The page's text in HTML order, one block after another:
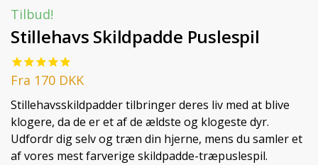
Tilbud!
Stillehavs Skildpadde Puslespil
Fra 170 DKK
Stillehavsskildpadder tilbringer deres liv med at blive
klogere, da de er et af de ældste og klogeste dyr.
Udfordr dig selv og træn din hjerne, mens du samler et
af vores mest farverige skildpadde-træpuslespil.